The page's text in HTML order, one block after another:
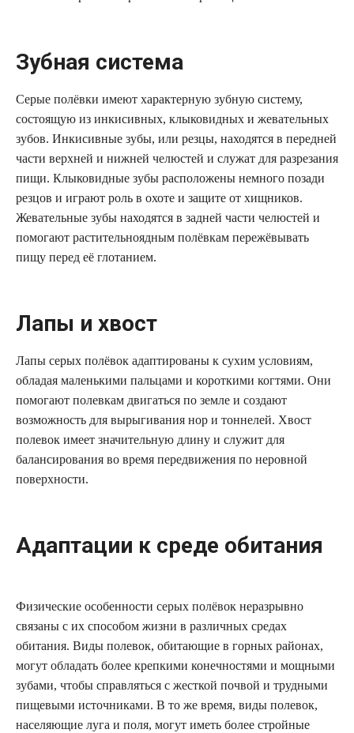
Зубная система
Серые полёвки имеют характерную зубную систему,
состоящую из инкисивных, клыковидных и жевательных
зубов. Инкисивные зубы, или резцы, находятся в передней
части верхней и нижней челюстей и служат для разрезания
пищи. Клыковидные зубы расположены немного позади
резцов и играют роль в охоте и защите от хищников.
Жевательные зубы находятся в задней части челюстей и
помогают растительноядным полёвкам пережёвывать
пищу перед её глотанием.
Лапы и хвост
Лапы серых полёвок адаптированы к сухим условиям,
обладая маленькими пальцами и короткими когтями. Они
помогают полевкам двигаться по земле и создают
возможность для вырыгивания нор и тоннелей. Хвост
полевок имеет значительную длину и служит для
балансирования во время передвижения по неровной
поверхности.
Адаптации к среде обитания
Физические особенности серых полёвок неразрывно
связаны с их способом жизни в различных средах
обитания. Виды полевок, обитающие в горных районах,
могут обладать более крепкими конечностями и мощными
зубами, чтобы справляться с жесткой почвой и трудными
пищевыми источниками. В то же время, виды полевок,
населяющие луга и поля, могут иметь более стройные